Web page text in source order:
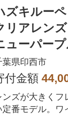
ズキルー
リアレン
ューパー
葉県印西市
付金額
ンズが大きくフ
定番モデル。ワ